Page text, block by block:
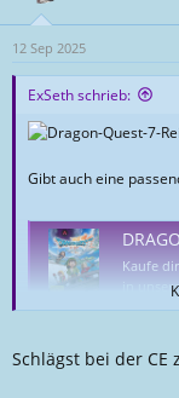
12 Sep 2025
ExSeth schrieb:
Gibt auch eine
Kaufe
in
Schlägst bei der CE